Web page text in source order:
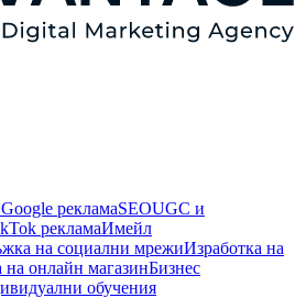
Google рекламаSEOUGC и
рекламaИмейл
на социални мрежиИзработка на
на онлайн магазинБизнес
обучения